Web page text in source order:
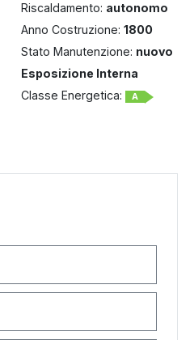
Riscaldamento: autonomo
Anno Costruzione: 1800
Stato Manutenzione: nuovo
Esposizione Interna
Classe Energetica: A